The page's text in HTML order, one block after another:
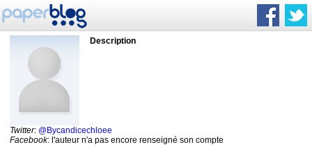
Description
Twitter: @Bycandicechloee
Facebook: l'auteur n'a pas encore renseigné son compte